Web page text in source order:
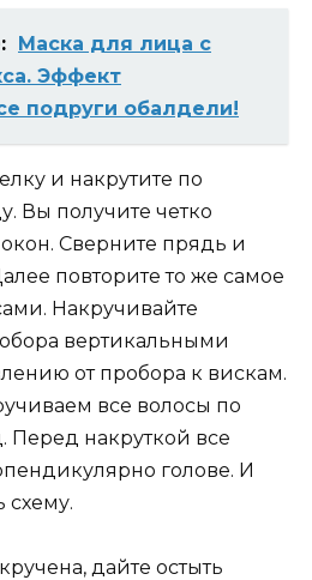
Маска для лица с
Эффект
подруги обалдели!
и накрутите по
Вы получите четко
Сверните прядь и
повторите то же самое
Накручивайте
вертикальными
от пробора к вискам.
все волосы по
Перед накруткой все
голове. И
схему.
дайте остыть